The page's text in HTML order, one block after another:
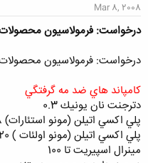
Mar 8, 2008
درخواست: فرمولاسيون
درخواست: فرمولاسيون
كامپاند هاي ضد مه گرفتگي
دترجنت نان يونيك 0.3
پلي اكسي اتيلن (مونو استئارات) 8 با رواداري 2
پلي اكسي اتيلن (مونو اولئات ) 20 با رواداري 5
مينرال اسپيريت تا 100